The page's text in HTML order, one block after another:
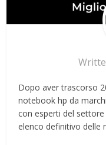
Dopo aver trascorso
notebook hp da
con esperti del
elenco definitivo delle